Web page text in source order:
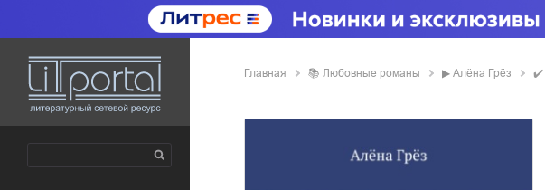
Главная 📚 любовные романы ▶ Алёна Грёз ✔️